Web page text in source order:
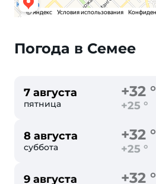
Погода в Семее
7 августа
пятница
+32 °
+25 °
8 августа
суббота
+32 °
+25 °
9 августа +32 °